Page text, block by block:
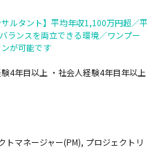
ルタント】平均年収1,100万円超／平
ランスを両立できる環境／ワンプー
が可能です
4年目以上 ・社会人経験4年目年以上
マネージャー(PM), プロジェクトリ